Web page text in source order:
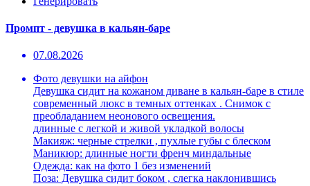
Промпт - девушка в кальян-баре
07.08.2026
Фото девушки на айфон
Девушка сидит на кожаном диване в кальян-баре в стиле
современный люкс в темных оттенках . Снимок с
преобладанием неонового освещения.
длинные с легкой и живой укладкой волосы
Макияж: черные стрелки , пухлые губы с блеском
Маникюр: длинные ногти френч миндальные
Одежда: как на фото 1 без изменений
Поза: Девушка сидит боком , слегка наклонившись